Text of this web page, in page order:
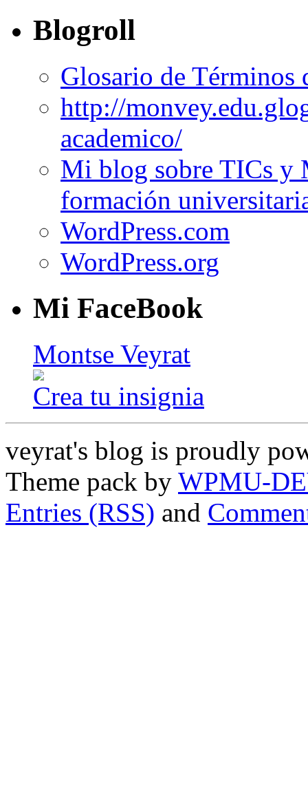
Blogroll
Glosario de Términos
http://
academico/
Mi blog sobre TICs y
formación
WordPress.com
WordPress.org
Mi FaceBook
Montse Veyrat
Crea tu insignia
veyrat's blog is proudly
Theme pack by WPMU-
Entries (RSS) and